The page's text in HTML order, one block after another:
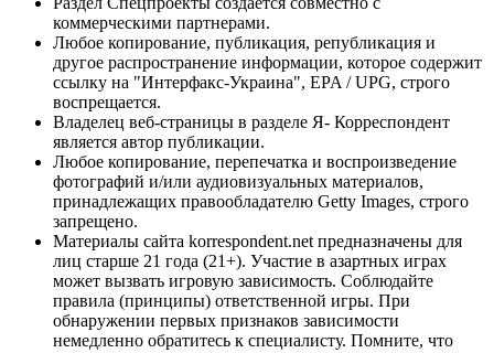
коммерческими партнерами.
Любое копирование, публикация, републикация и
другое распространение информации, которое содержит
ссылку на "Интерфакс-Украина", EPA / UPG, строго
воспрещается.
Владелец веб-страницы в разделе Я- Корреспондент
является автор публикации.
Любое копирование, перепечатка и воспроизведение
фотографий и/или аудиовизуальных материалов,
принадлежащих правообладателю Getty Images, строго
запрещено.
Материалы сайта korrespondent.net предназначены для
лиц старше 21 года (21+). Участие в азартных играх
может вызвать игровую зависимость. Соблюдайте
правила (принципы) ответственной игры. При
обнаружении первых признаков зависимости
немедленно обратитесь к специалисту. Помните, что